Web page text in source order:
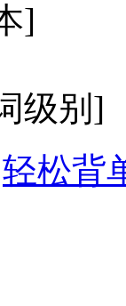
]
级别]
轻松背